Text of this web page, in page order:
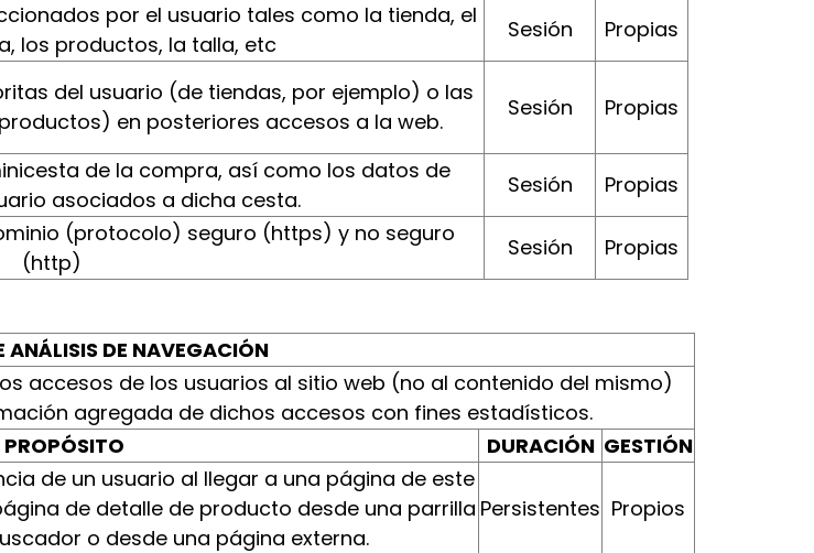
por el usuario tales como la tienda, el
los productos, la talla, etc
Sesión
Propias
del usuario (de tiendas, por ejemplo) o las
en posteriores accesos a la web.
Sesión Propias
de la compra, así como los datos de
asociados a dicha cesta.
Sesión Propias
(protocolo) seguro (https) y no seguro
(http)
Sesión Propias
ANÁLISIS DE NAVEGACIÓN
accesos de los usuarios al sitio web (no al contenido del mismo)
agregada de dichos accesos con fines estadísticos.
PROPÓSITO DURACIÓN GESTIÓN
de un usuario al llegar a una página de este
de detalle de producto desde una parrilla
o desde una página externa.
Persistentes Propios